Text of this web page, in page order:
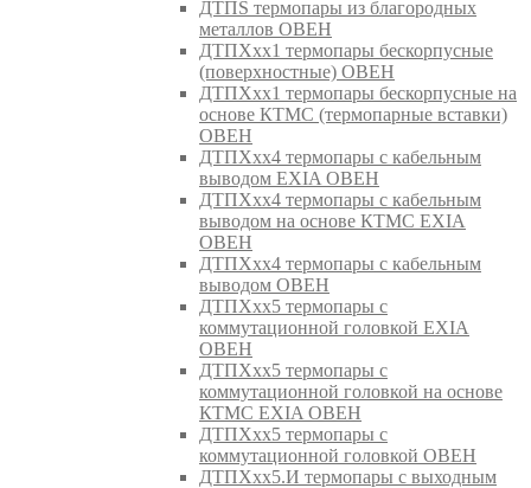
ДТПS термопары из благородных
металлов ОВЕН
ДТПХхх1 термопары бескорпусные
(поверхностные) ОВЕН
ДТПХхх1 термопары бескорпусные на
основе КТМС (термопарные вставки)
ОВЕН
ДТПХхх4 термопары с кабельным
выводом EXIA ОВЕН
ДТПХхх4 термопары с кабельным
выводом на основе КТМС EXIA
ОВЕН
ДТПХхх4 термопары с кабельным
выводом ОВЕН
ДТПХхх5 термопары с
коммутационной головкой EXIA
ОВЕН
ДТПХхх5 термопары с
коммутационной головкой на основе
КТМС EXIA ОВЕН
ДТПХхх5 термопары с
коммутационной головкой ОВЕН
ДТПХхх5.И термопары с выходным